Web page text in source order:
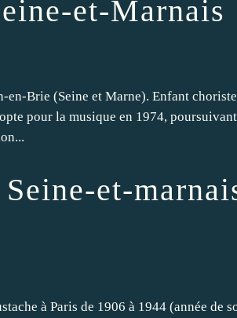
et-Marnais
en-Brie (Seine et Marne). Enfant
pour la musique en 1974,
et-
à Paris de 1906 à 1944 (année de